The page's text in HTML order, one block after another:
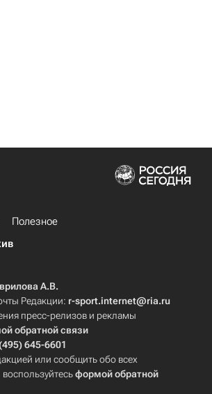
Полезное
А.В.
Редакции: r-sport.internet@ria.ru
пресс-релизов и рекламы
обратной связи
645-6601
или сообщить обо всех
формой обратной